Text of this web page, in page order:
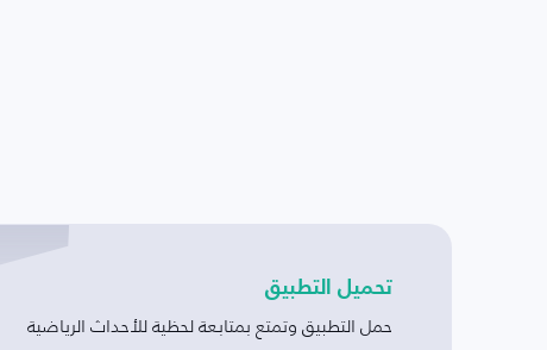
تحميل التطبيق
حمل التطبيق وتمتع بمتابعة لحظية للأحداث الرياضية